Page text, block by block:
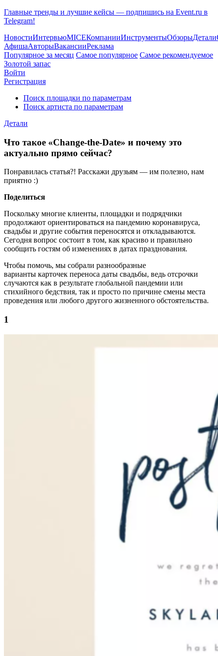
Главные тренды и лучшие кейсы — подпишись на Event.ru в
Telegram!
НовостиИнтервьюMICEКомпанииИнструментыОбзорыДетали
АфишаАвторыВакансииРеклама
Популярное за месяц Самое популярное Самое рекомендуемое
Золотой запас
Войти
Регистрация
Поиск площадки по параметрам
Поиск артиста по параметрам
Детали
Что такое «Change-the-Date» и почему это
актуально прямо сейчас?
Понравилась статья?! Расскажи друзьям — им полезно, нам
приятно :)
Поделиться
Поскольку многие клиенты, площадки и подрядчики
продолжают ориентироваться на пандемию коронавируса,
свадьбы и другие события переносятся и откладываются.
Сегодня вопрос состоит в том, как красиво и правильно
сообщить гостям об изменениях в датах празднования.
Чтобы помочь, мы собрали разнообразные
варианты карточек переноса даты свадьбы, ведь отсрочки
случаются как в результате глобальной пандемии или
стихийного бедствия, так и просто по причине смены места
проведения или любого другого жизненного обстоятельства.
1